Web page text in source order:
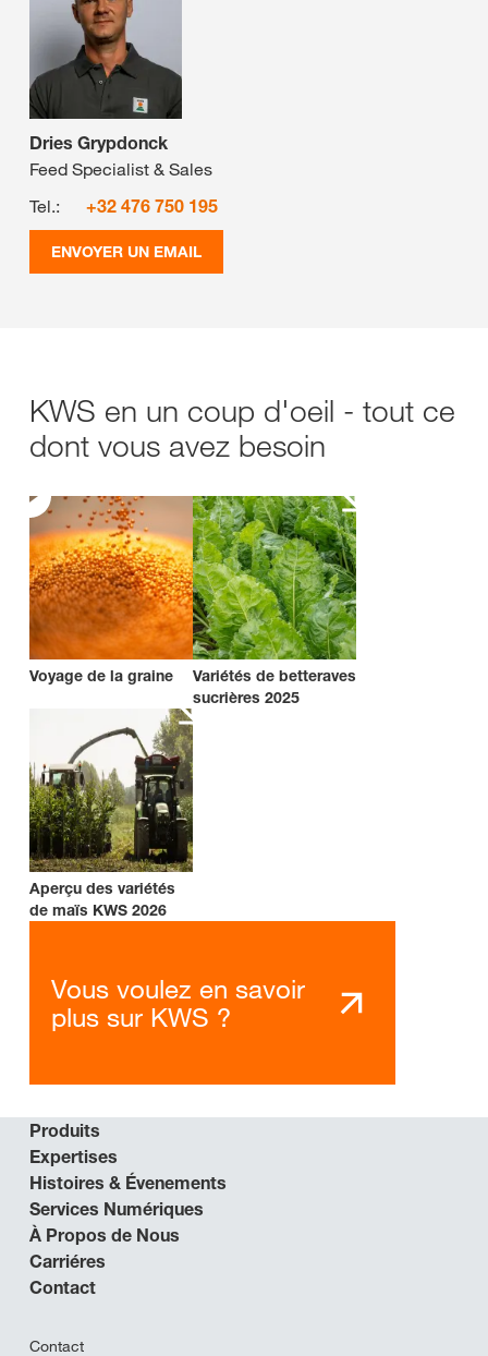
Dries Grypdonck
Feed Specialist & Sales
Tel.:
+32 476 750 195
ENVOYER UN EMAIL
KWS en un coup d'oeil - tout ce
dont vous avez besoin
Voyage de la graine
Variétés de betteraves
sucrières 2025
Aperçu des variétés
de maïs KWS 2026
Vous voulez en savoir
plus sur KWS ?
Produits
Expertises
Histoires & Évenements
Services Numériques
À Propos de Nous
Carriéres
Contact
Contact